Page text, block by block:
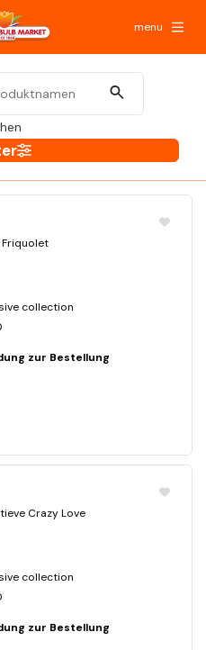
menu
collection
zur Bestellung
Crazy Love
collection
zur Bestellung